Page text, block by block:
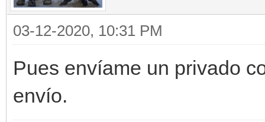
03-12-2020, 10:31 PM
Pues envíame un privado
envío.